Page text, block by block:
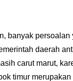
banyak persoalan
daerah
carut marut,
timur merupakan